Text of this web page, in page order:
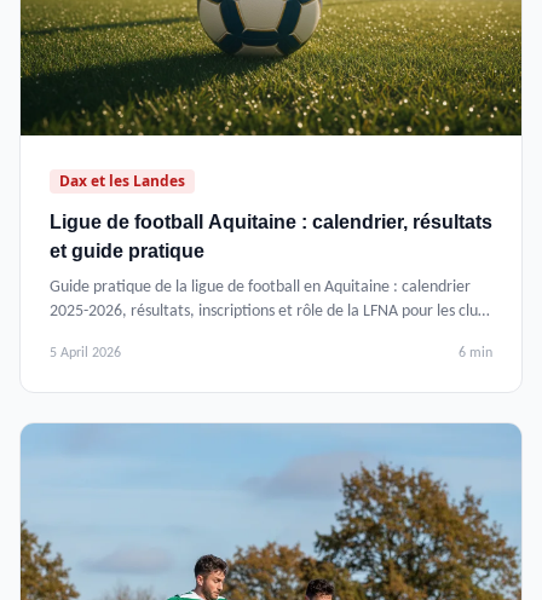
Dax et les Landes
Ligue de football Aquitaine : calendrier, résultats
et guide pratique
Guide pratique de la ligue de football en Aquitaine : calendrier
2025-2026, résultats, inscriptions et rôle de la LFNA pour les clubs
5 April 2026 6 min